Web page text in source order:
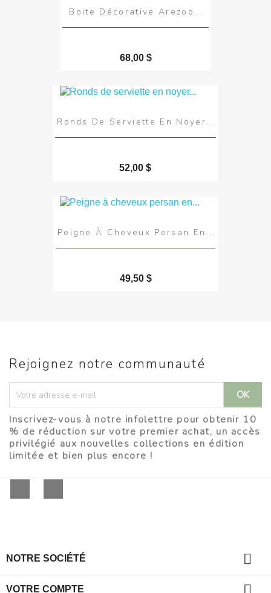
Boite Décorative Arezoo...
68,00 $
Ronds De Serviette En Noyer...
52,00 $
Peigne À Cheveux Persan En...
49,50 $
Rejoignez notre communauté
Inscrivez-vous à notre infolettre pour obtenir 10
% de réduction sur votre premier achat, un accès
privilégié aux nouvelles collections en édition
limitée et bien plus encore !
NOTRE SOCIÉTÉ 
VOTRE COMPTE 